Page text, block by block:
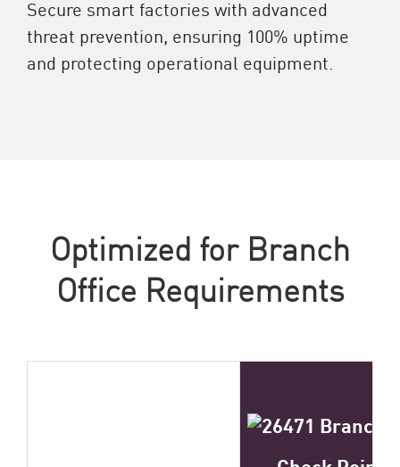
Secure smart factories with advanced
threat prevention, ensuring 100% uptime
and protecting operational equipment.
Optimized for Branch
Office Requirements